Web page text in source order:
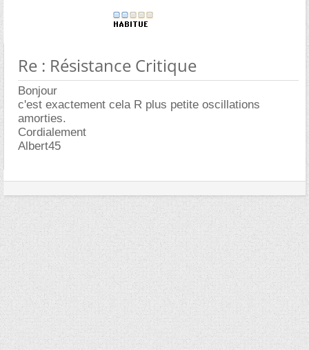
Re : Résistance Critique
Bonjour
c'est exactement cela R plus petite oscillations
amorties.
Cordialement
Albert45